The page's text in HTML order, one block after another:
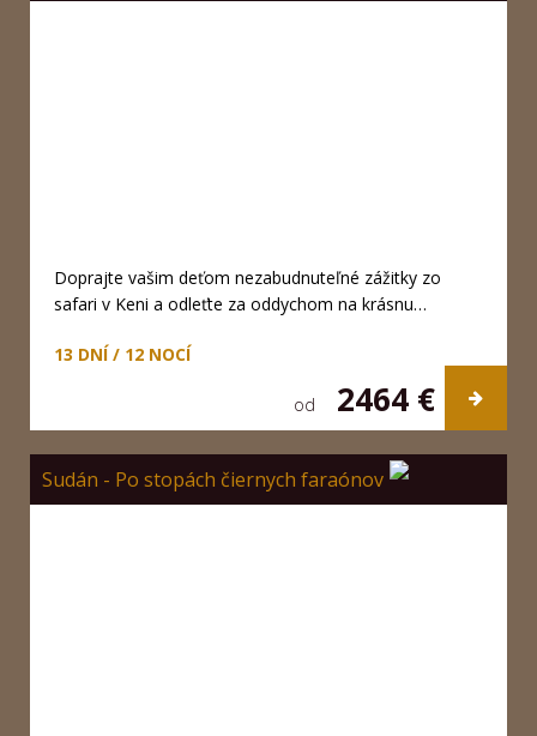
Doprajte vašim deťom nezabudnuteľné zážitky zo
safari v Keni a odleťte za oddychom na krásnu…
13 DNÍ / 12 NOCÍ
od 2464 €
Sudán - Po stopách čiernych faraónov